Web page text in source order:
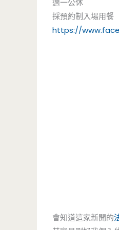
週一公休
採預約制入場用餐
https://
會知道這家新開的